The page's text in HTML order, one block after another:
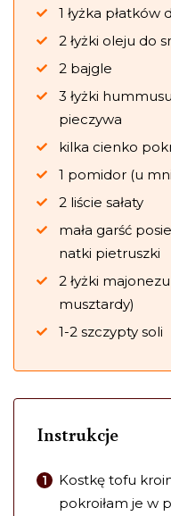
1 łyżka płatków
2 łyżki oleju do
2 bajgle
3 łyżki
pieczywa
kilka cienko
1 pomidor (u
2 liście sałaty
mała garść
natki pietruszki
2 łyżki
musztardy)
1-2 szczypty soli
Instrukcje
Kostkę tofu
pokroiłam je w